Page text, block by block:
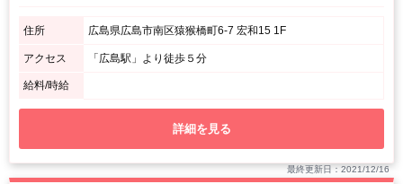
住所 広島県広島市南区猿猴橋町6-7 宏和15 1F
アクセス 「広島駅」より徒歩５分
給料/時給
詳細を見る
最終更新日：2021/12/16